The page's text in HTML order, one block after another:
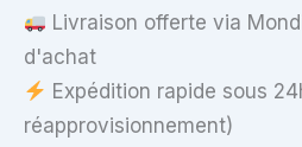
Livraison offerte via
d'achat
Expédition rapide sous
réapprovisionnement)